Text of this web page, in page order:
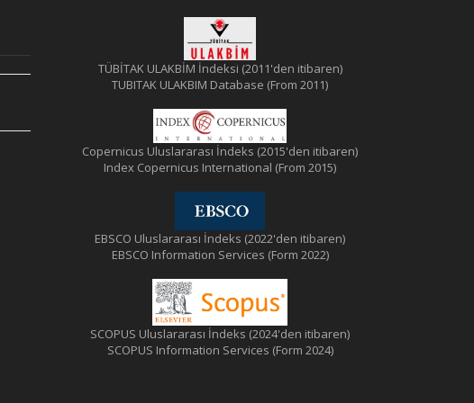
TÜBİTAK ULAKBİM İndeksi (2011'den itibaren)
TUBITAK ULAKBIM Database (From 2011)
Copernicus Uluslararası İndeks (2015'den itibaren)
Index Copernicus International (From 2015)
EBSCO Uluslararası İndeks (2022'den itibaren)
EBSCO Information Services (Form 2022)
SCOPUS Uluslararası İndeks (2024'den itibaren)
SCOPUS Information Services (Form 2024)